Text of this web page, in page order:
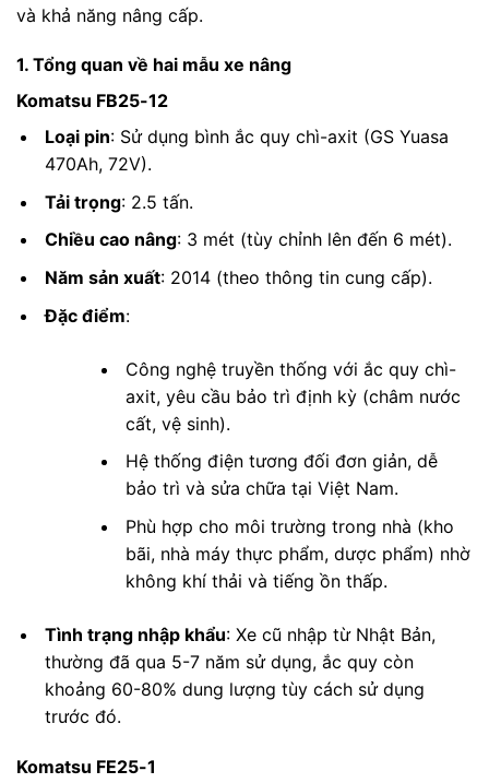
và khả năng nâng cấp.
1. Tổng quan về hai mẫu xe nâng
Komatsu FB25-12
Loại pin: Sử dụng bình ắc quy chì-axit (GS Yuasa
470Ah, 72V).
Tải trọng: 2.5 tấn.
Chiều cao nâng: 3 mét (tùy chỉnh lên đến 6 mét).
Năm sản xuất: 2014 (theo thông tin cung cấp).
Đặc điểm:
Công nghệ truyền thống với ắc quy chì-
axit, yêu cầu bảo trì định kỳ (châm nước
cất, vệ sinh).
Hệ thống điện tương đối đơn giản, dễ
bảo trì và sửa chữa tại Việt Nam.
Phù hợp cho môi trường trong nhà (kho
bãi, nhà máy thực phẩm, dược phẩm) nhờ
không khí thải và tiếng ồn thấp.
Tình trạng nhập khẩu: Xe cũ nhập từ Nhật Bản,
thường đã qua 5-7 năm sử dụng, ắc quy còn
khoảng 60-80% dung lượng tùy cách sử dụng
trước đó.
Komatsu FE25-1